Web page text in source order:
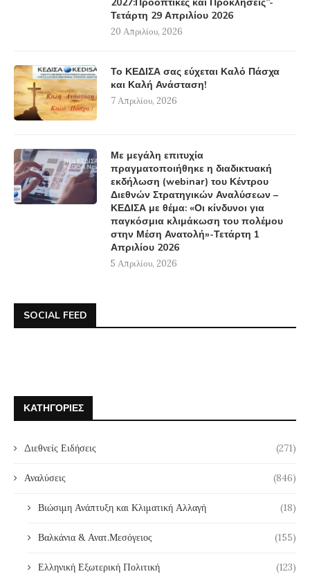
Τετάρτη 29 Απριλίου 2026
20 Απριλίου, 2026
Το ΚΕΔΙΣΑ σας εύχεται Καλό Πάσχα
και Καλή Ανάσταση!
7 Απριλίου, 2026
Με μεγάλη επιτυχία
πραγματοποιήθηκε η διαδικτυακή
εκδήλωση (webinar) του Κέντρου
Διεθνών Στρατηγικών Αναλύσεων –
ΚΕΔΙΣΑ με θέμα: «Οι κίνδυνοι για
παγκόσμια κλιμάκωση του πολέμου
στην Μέση Ανατολή»-Τετάρτη 1
Απριλίου 2026
5 Απριλίου, 2026
SOCIAL FEED
ΚΑΤΗΓΟΡΊΕΣ
Διεθνείς Ειδήσεις (271)
Αναλύσεις (846)
Βιώσιμη Ανάπτυξη και Κλιματική Αλλαγή (18)
Βαλκάνια & Ανατ.Μεσόγειος (155)
Ελληνική Εξωτερική Πολιτική (123)